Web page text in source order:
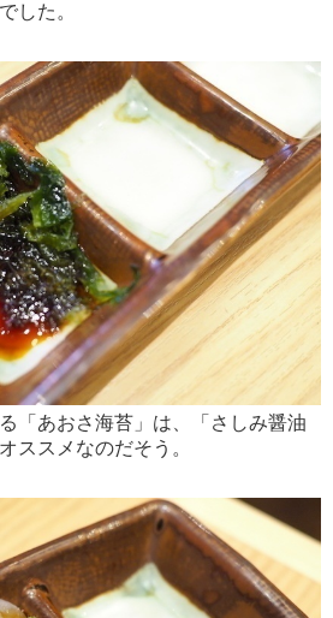
した。
「あおさ海苔」は、「さしみ醤油
ススメなのだそう。